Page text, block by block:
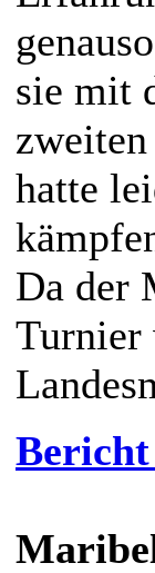
sie mit
hatte
Da der
Turnier
Bericht